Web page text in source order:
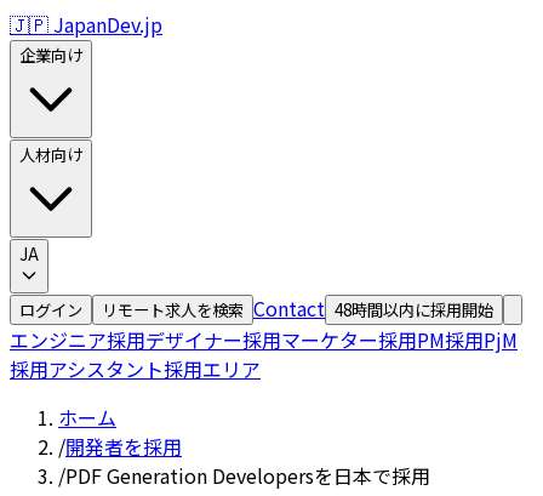
🇯🇵 JapanDev.jp
企業向け
人材向け
JA
ログイン リモート求人を検索 Contact 48時間以内に採用開始
エンジニア採用デザイナー採用マーケター採用PM採用PjM
採用アシスタント採用エリア
ホーム
/開発者を採用
/PDF Generation Developersを日本で採用